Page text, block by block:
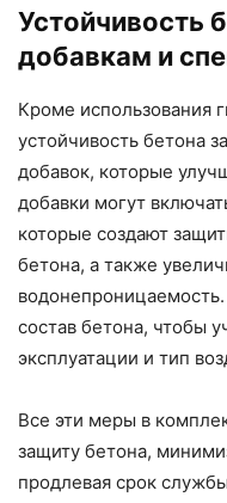
Устойчивость
добавкам и
Кроме использования
устойчивость бетона
добавок, которые
добавки могут
которые создают
бетона, а также
состав бетона, чтобы
эксплуатации и тип
Все эти меры в
защиту бетона,
продлевая срок